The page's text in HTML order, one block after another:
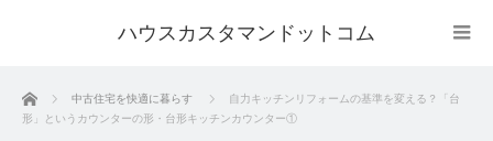
ハウスカスタマンドットコム
ホーム 中古住宅を快適に暮らす
自力キッチンリフォームの基準を変える？「台
形」というカウンターの形・台形キッチンカウンター①